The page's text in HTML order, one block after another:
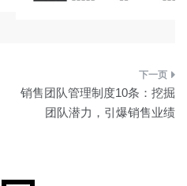
销售团队管理制度10条：挖掘
团队潜力，引爆销售业绩